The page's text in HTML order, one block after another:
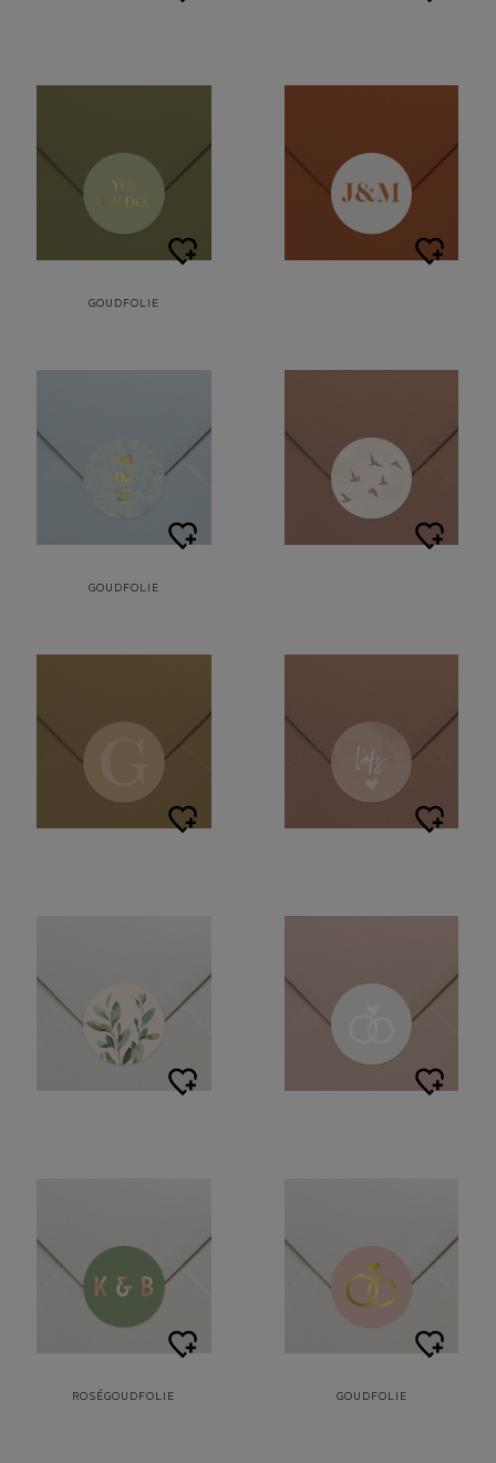
GOUDFOLIE
GOUDFOLIE
ROSÉGOUDFOLIE GOUDFOLIE